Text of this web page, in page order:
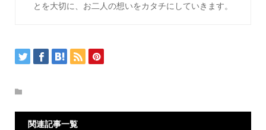
とを大切に、お二人の想いをカタチにしていきます。
関連記事一覧